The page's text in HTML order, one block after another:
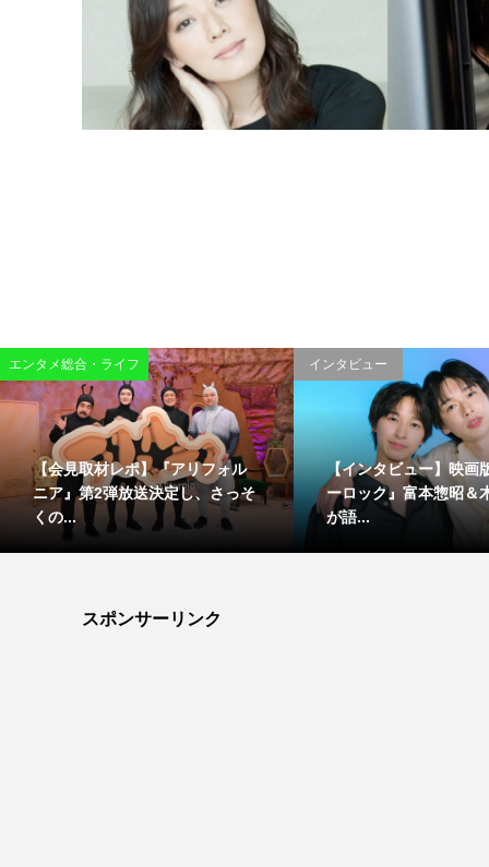
エンタメ総合・ライフ
【会見取材レポ】『アリフォル
ニア』第2弾放送決定し、さっそ
くの...
インタビュー
【インタビュー】映画
ーロック』富本惣昭＆
が語...
スポンサーリンク